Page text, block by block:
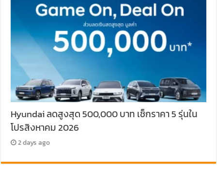
Hyundai ลดสูงสุด 500,000 บาท เช็กราคา 5 รุ่นใน
โปรสิงหาคม 2026
2 days ago